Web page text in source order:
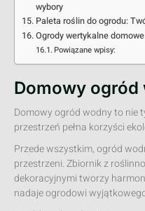
wybory
Paleta roślin do ogrodu:
Ogrody wertykalne
Powiązane wpisy:
Domowy ogród
Domowy ogród wodny to nie
przestrzeń pełna korzyści
Przede wszystkim, ogród
przestrzeni. Zbiornik z
dekoracyjnymi tworzy
nadaje ogrodowi